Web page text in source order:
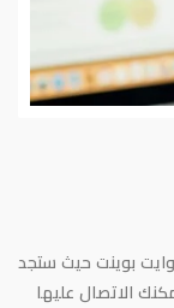
بوينت حيث ستجد
الاتصال عليها